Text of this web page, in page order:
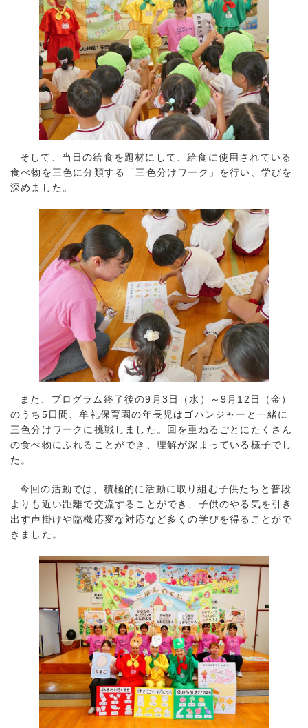
そして、当日の給食を題材にして、給食に使用されている
食べ物を三色に分類する「三色分けワーク」を行い、学びを
深めました。
また、プログラム終了後の9月3日（水）～9月12日（金）
のうち5日間、牟礼保育園の年長児はゴハンジャーと一緒に
三色分けワークに挑戦しました。回を重ねるごとにたくさん
の食べ物にふれることができ、理解が深まっている様子でし
た。
今回の活動では、積極的に活動に取り組む子供たちと普段
よりも近い距離で交流することができ、子供のやる気を引き
出す声掛けや臨機応変な対応など多くの学びを得ることがで
きました。